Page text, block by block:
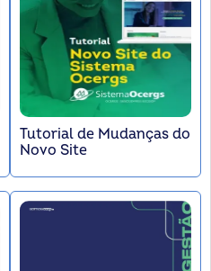
Tutorial de Mudanças do
Novo Site